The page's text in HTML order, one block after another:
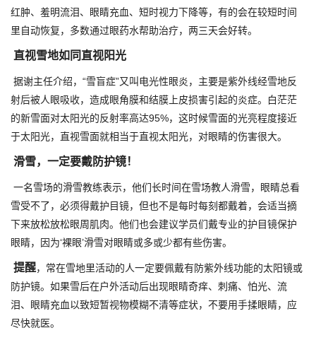
红肿、羞明流泪、眼睛充血、短时视力下降等，有的会在较短时间
里自动恢复，多数通过眼药水帮助治疗，两三天会好转。
直视雪地如同直视阳光
据谢主任介绍，“雪盲症”又叫电光性眼炎，主要是紫外线经雪地反
射后被人眼吸收，造成眼角膜和结膜上皮损害引起的炎症。白茫茫
的新雪面对太阳光的反射率高达95%，这时候雪面的光亮程度接近
于太阳光，直视雪面就相当于直视太阳光，对眼睛的伤害很大。
滑雪，一定要戴防护镜！
一名雪场的滑雪教练表示，他们长时间在雪场教人滑雪，眼睛总看
雪受不了，必须得戴护目镜，但也不是每时每刻都戴着，会适当摘
下来放松放松眼周肌肉。他们也会建议学员们戴专业的护目镜保护
眼睛，因为‘裸眼’滑雪对眼睛或多或少都有些伤害。
提醒，常在雪地里活动的人一定要佩戴有防紫外线功能的太阳镜或
防护镜。如果雪后在户外活动后出现眼睛奇痒、刺痛、怕光、流
泪、眼睛充血以致短暂视物模糊不清等症状，不要用手揉眼睛，应
尽快就医。